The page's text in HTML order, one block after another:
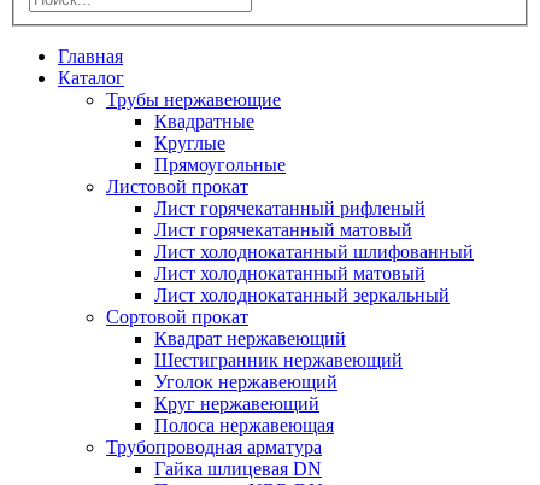
Главная
Каталог
Трубы нержавеющие
Квадратные
Круглые
Прямоугольные
Листовой прокат
Лист горячекатанный рифленый
Лист горячекатанный матовый
Лист холоднокатанный шлифованный
Лист холоднокатанный матовый
Лист холоднокатанный зеркальный
Сортовой прокат
Квадрат нержавеющий
Шестигранник нержавеющий
Уголок нержавеющий
Круг нержавеющий
Полоса нержавеющая
Трубопроводная арматура
Гайка шлицевая DN